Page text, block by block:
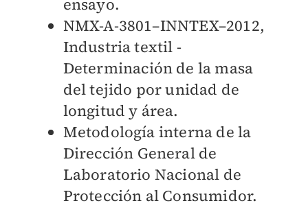
ensayo.
NMX-A-3801–INNTEX–2012,
Industria textil -
Determinación de la masa
del tejido por unidad de
longitud y área.
Metodología interna de la
Dirección General de
Laboratorio Nacional de
Protección al Consumidor.